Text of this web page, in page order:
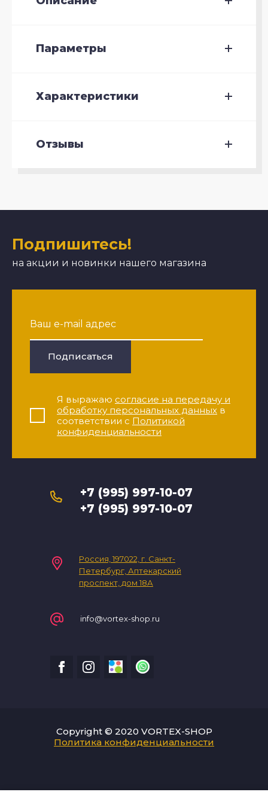
Параметры
Характеристики
Отзывы
Подпишитесь!
на акции и новинки нашего магазина
Я выражаю согласие на передачу и
обработку персональных данных в
соответствии с Политикой
конфиденциальности
Подписаться
+7 (995) 997-10-07
+7 (995) 997-10-07
Россия, 197022, г. Санкт-
Петербург, Аптекарский
проспект, дом 18А
info@vortex-shop.ru
Copyright © 2020 VORTEX-SHOP
Политика конфиденциальности